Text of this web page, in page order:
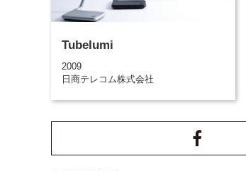
Tubelumi
2009
日商テレコム株式会社